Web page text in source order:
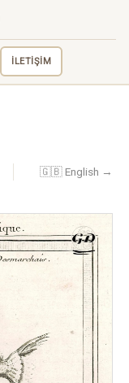
İLETİŞİM
🇬🇧 English →